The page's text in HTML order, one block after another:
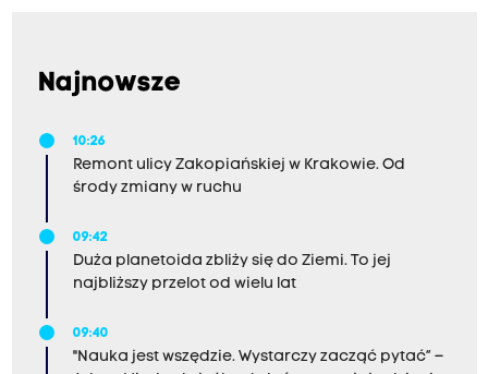
Najnowsze
10:26
Remont ulicy Zakopiańskiej w Krakowie. Od
środy zmiany w ruchu
09:42
Duża planetoida zbliży się do Ziemi. To jej
najbliższy przelot od wielu lat
09:40
"Nauka jest wszędzie. Wystarczy zacząć pytać” –